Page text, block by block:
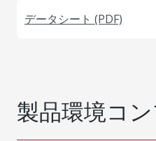
データシート (PDF)
製品環境コ